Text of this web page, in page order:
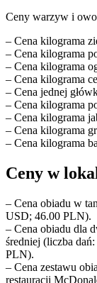
Ceny warzyw i
– Cena kilograma
– Cena kilograma
– Cena kilograma
– Cena kilograma
– Cena jednej
– Cena kilograma
– Cena kilograma
– Cena kilograma
– Cena kilograma
Ceny w
– Cena obiadu w
USD; 46.00 PLN).
– Cena obiadu dla
średniej (liczba
PLN).
– Cena zestawu
restauracji